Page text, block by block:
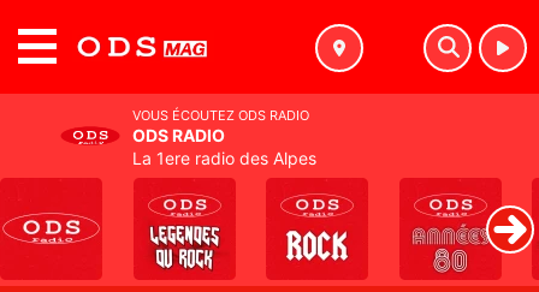
VOUS ÉCOUTEZ ODS RADIO
ODS RADIO
La 1ere radio des Alpes